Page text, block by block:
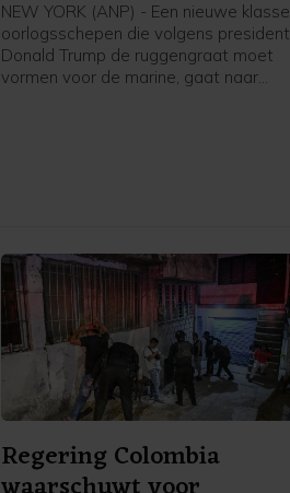
NEW YORK (ANP) - Een nieuwe klasse
oorlogsschepen die volgens president
Donald Trump de ruggengraat moet
vormen voor de marine, gaat naar
Regering Colombia